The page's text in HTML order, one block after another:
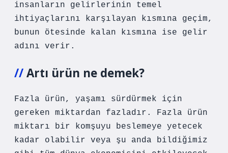
insanların gelirlerinin temel
ihtiyaçlarını karşılayan kısmına geçim,
bunun ötesinde kalan kısmına ise gelir
adını verir.
Artı ürün ne demek?
Fazla ürün, yaşamı sürdürmek için
gereken miktardan fazladır. Fazla ürün
miktarı bir komşuyu beslemeye yetecek
kadar olabilir veya şu anda bildiğimiz